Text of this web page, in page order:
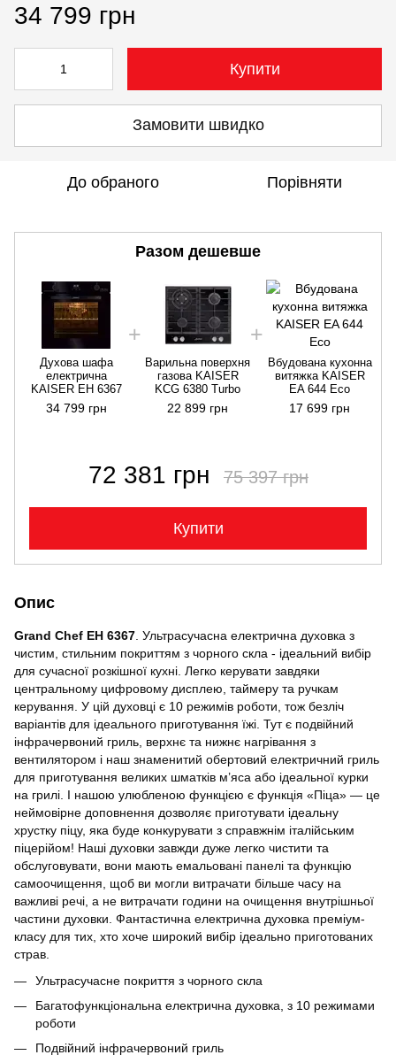
34 799 грн
Купити
Замовити швидко
До обраного Порівняти
Разом дешевше
Духова шафа
електрична
KAISER EH 6367
34 799 грн
Варильна поверхня
газова KAISER
KCG 6380 Turbo
22 899 грн
Вбудована кухонна
витяжка KAISER
EA 644 Eco
17 699 грн
72 381 грн 75 397 грн
Купити
Опис
Grand Chef EH 6367 . Ультрасучасна електрична духовка з
чистим, стильним покриттям з чорного скла - ідеальний вибір
для сучасної розкішної кухні. Легко керувати завдяки
центральному цифровому дисплею, таймеру та ручкам
керування. У цій духовці є 10 режимів роботи, тож безліч
варіантів для ідеального приготування їжі. Тут є подвійний
інфрачервоний гриль, верхнє та нижнє нагрівання з
вентилятором і наш знаменитий обертовий електричний гриль
для приготування великих шматків м’яса або ідеальної курки
на грилі. І нашою улюбленою функцією є функція «Піца» — це
неймовірне доповнення дозволяє приготувати ідеальну
хрустку піцу, яка буде конкурувати з справжнім італійським
піцерійом! Наші духовки завжди дуже легко чистити та
обслуговувати, вони мають емальовані панелі та функцію
самоочищення, щоб ви могли витрачати більше часу на
важливі речі, а не витрачати години на очищення внутрішньої
частини духовки. Фантастична електрична духовка преміум-
класу для тих, хто хоче широкий вибір ідеально приготованих
страв.
Ультрасучасне покриття з чорного скла
Багатофункціональна електрична духовка, з 10 режимами
роботи
Подвійний інфрачервоний гриль